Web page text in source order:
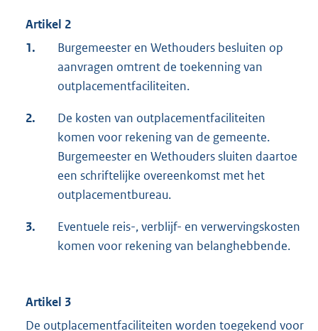
Artikel 2
1.
Burgemeester en Wethouders besluiten op
aanvragen omtrent de toekenning van
outplacementfaciliteiten.
2.
De kosten van outplacementfaciliteiten
komen voor rekening van de gemeente.
Burgemeester en Wethouders sluiten daartoe
een schriftelijke overeenkomst met het
outplacementbureau.
3.
Eventuele reis-, verblijf- en verwervingskosten
komen voor rekening van belanghebbende.
Artikel 3
De outplacementfaciliteiten worden toegekend voor